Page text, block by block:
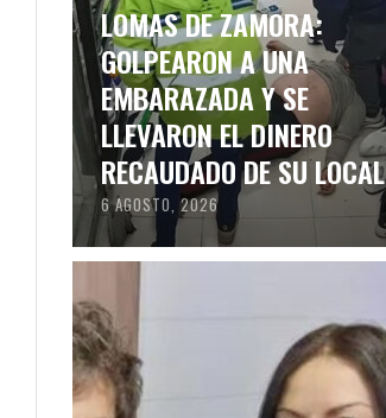
LOMAS DE ZAMORA:
GOLPEARON A UNA
EMBARAZADA Y SE
LLEVARON EL DINERO
RECAUDADO DE SU LOCAL
6 AGOSTO, 2026